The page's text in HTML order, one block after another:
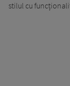
stilul cu